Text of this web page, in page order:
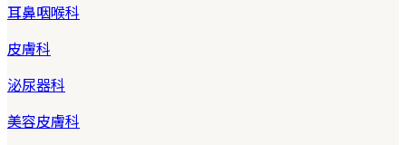
耳鼻咽喉科
皮膚科
泌尿器科
美容皮膚科